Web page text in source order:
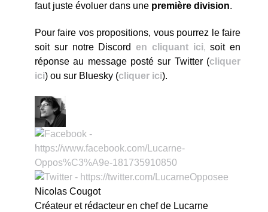
faut juste évoluer dans une première division.
Pour faire vos propositions, vous pourrez le faire
soit sur notre Discord en cliquant ici, soit en
réponse au message posté sur Twitter (cliquer
ici) ou sur Bluesky (cliquer ici).
Nicolas Cougot
Créateur et rédacteur en chef de Lucarne